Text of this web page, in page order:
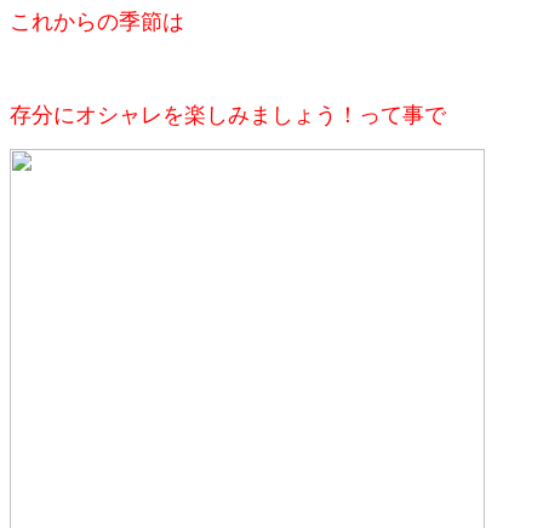
これからの季節は
存分にオシャレを楽しみましょう！って事で